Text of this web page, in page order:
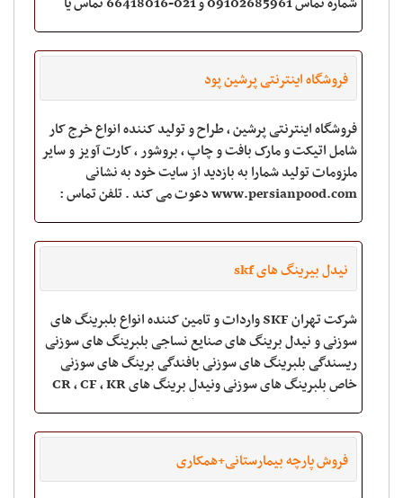
فروشگاه اینترنتی پرشین پود
فروشگاه اینترنتی پرشین ، طراح و تولید کننده انواع خرج کار
شامل اتیکت و مارک بافت و چاپ ، بروشور ، کارت آویز و سایر
ملزومات تولید شمارا به بازدید از سایت خود به نشانی
www.persianpood.com دعوت می کند . تلفن تماس :
نیدل بیرینگ های skf
شرکت تهران SKF واردات و تامین کننده انواع بلبرینگ های
سوزنی و نیدل برینگ های صنایع نساجی بلبرینگ های سوزنی
ریسندگی بلبرینگ های سوزنی بافندگی برینگ های سوزنی
خاص بلبرینگ های سوزنی ونیدل برینگ های CR , CF , KR
بلبرینگ های سوزنی و نیدل برینگ های ر
فروش پارچه بیمارستانی+همکاری